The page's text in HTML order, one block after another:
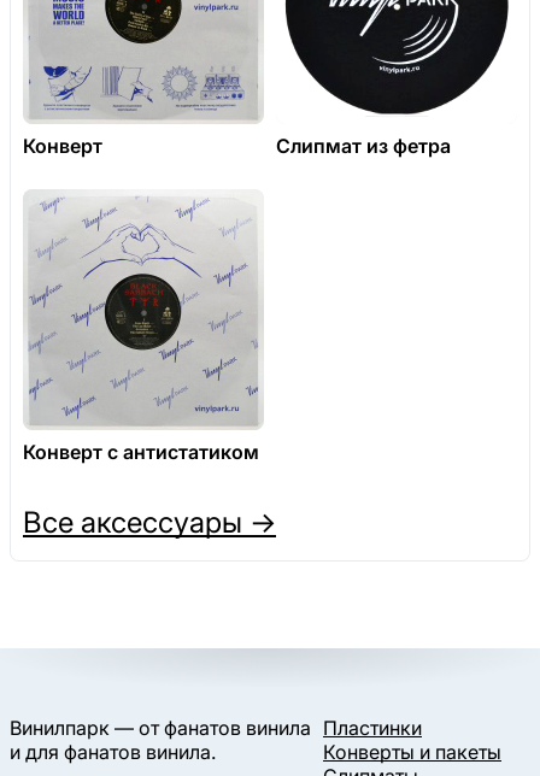
Конверт Слипмат из фетра
Конверт с антистатиком
Все аксессуары →
Винилпарк — от фанатов винила
и для фанатов винила.
Пластинки
Конверты и пакеты